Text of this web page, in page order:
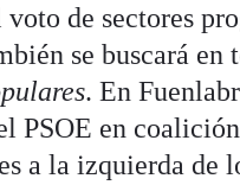
de sectores
se buscará
. En
PSOE en
a la izquierda de